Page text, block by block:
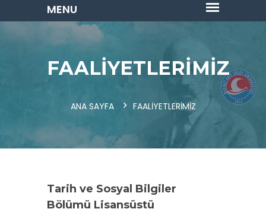
FAALİYETLERİMİZ
ANA SAYFA FAALİYETLERİMİZ
Tarih ve Sosyal Bilgiler
Bölümü Lisansüstü